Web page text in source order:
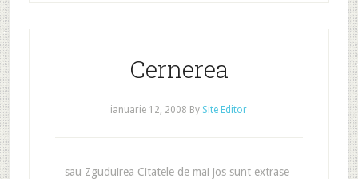
Cernerea
ianuarie 12, 2008 By Site Editor
sau Zguduirea Citatele de mai jos sunt extrase